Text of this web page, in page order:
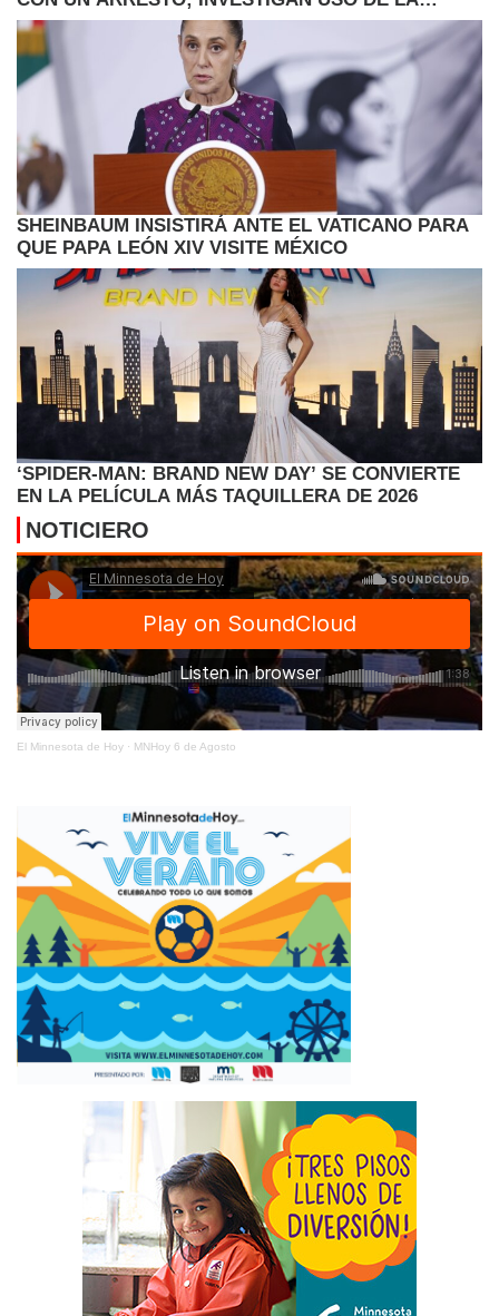
FUERZA
SHEINBAUM INSISTIRÁ ANTE EL VATICANO PARA
QUE PAPA LEÓN XIV VISITE MÉXICO
‘SPIDER-MAN: BRAND NEW DAY’ SE CONVIERTE
EN LA PELÍCULA MÁS TAQUILLERA DE 2026
NOTICIERO
El Minnesota de Hoy · MNHoy 6 de Agosto